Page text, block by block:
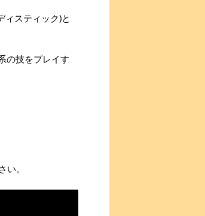
ィスティック)と
の技をプレイす
。